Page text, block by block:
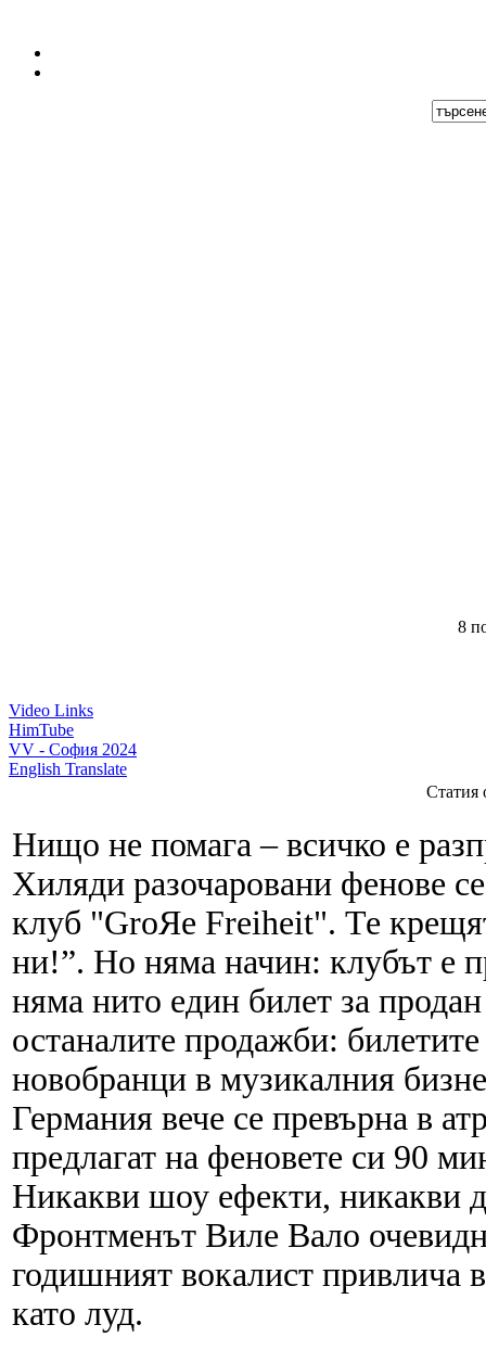
8
Video Links
HimTube
VV - София 2024
English Translate
Статия
Нищо не помага – всичко е
Хиляди разочаровани фенове
клуб "GroЯe Freiheit". Те
ни!”. Но няма начин: клубът е
няма нито един билет за
останалите продажби:
новобранци в музикалния
Германия вече се превърна в
предлагат на феновете си 90
Никакви шоу ефекти, никакви
Фронтменът Виле Вало
годишният вокалист привлича
като луд.